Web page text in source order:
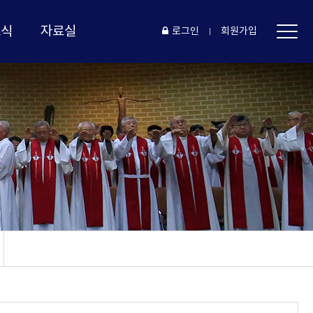
자료실 로그인 회원가입